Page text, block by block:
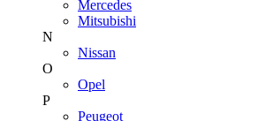
Mercedes
Mitsubishi
N
Nissan
O
Opel
P
Peugeot